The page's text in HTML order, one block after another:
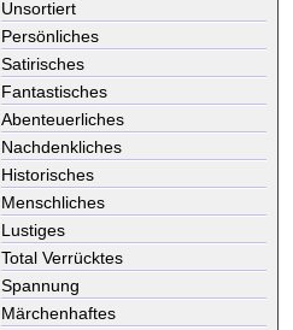
Unsortiert
Persönliches
Satirisches
Fantastisches
Abenteuerliches
Nachdenkliches
Historisches
Menschliches
Lustiges
Total Verrücktes
Spannung
Märchenhaftes